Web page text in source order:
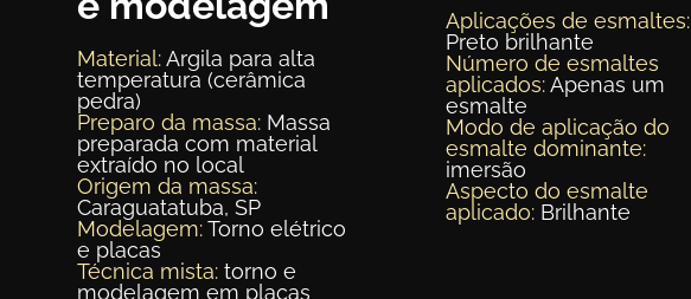
Material:Argila para alta
temperatura (cerâmica
pedra)
Preparo da massa: Massa
preparada com material
extraído no local
Origem da massa:
Caraguatatuba, SP
Modelagem:Torno elétrico
e placas
Técnica mista: torno e
modelagem em placas
Aplicações de esmaltes:
Preto brilhante
Número de esmaltes
aplicados:Apenas um
esmalte
Modo de aplicação do
esmalte dominante:
imersão
Aspecto do esmalte
aplicado: Brilhante